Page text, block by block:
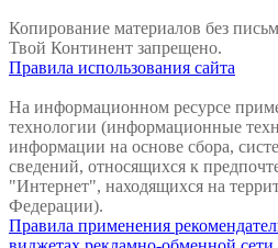
Копирование материалов без
Твой Континент запрещено.
Правила использования сайта
На информационном ресурсе
технологии (информационные
информации на основе сбора,
сведений, относящихся к
"Интернет", находящихся на
Федерации).
Правила применения